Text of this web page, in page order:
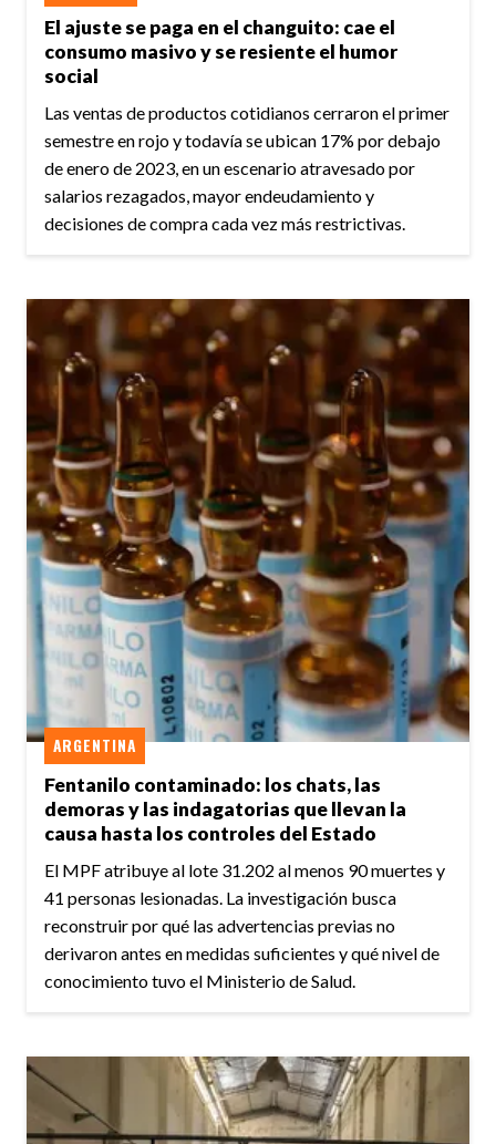
El ajuste se paga en el changuito: cae el
consumo masivo y se resiente el humor
social
Las ventas de productos cotidianos cerraron el primer
semestre en rojo y todavía se ubican 17% por debajo
de enero de 2023, en un escenario atravesado por
salarios rezagados, mayor endeudamiento y
decisiones de compra cada vez más restrictivas.
Fentanilo contaminado: los chats, las
demoras y las indagatorias que llevan la
causa hasta los controles del Estado
ARGENTINA
El MPF atribuye al lote 31.202 al menos 90 muertes y
41 personas lesionadas. La investigación busca
reconstruir por qué las advertencias previas no
derivaron antes en medidas suficientes y qué nivel de
conocimiento tuvo el Ministerio de Salud.